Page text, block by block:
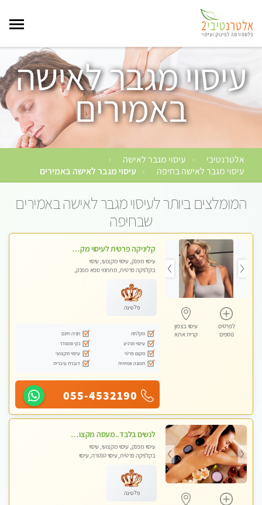
עיסוי מגבר לאישה
באמירים
אלטרנטיבי › עיסוי מגבר לאישה ›
עיסוי מגבר לאישה בחיפה › עיסוי מגבר לאישה באמירים
המומלצים ביותר לעיסוי מגבר לאישה באמירים
שבחיפה
לפרטים
נוספים
עיסוי בצפון
קרית אתא
קליניקה פרטית לעיסוי מקצועי ואלטרנטיבי ברמה גבוהה VIP תתקשר ..... highly recommended..new in the city
עיסוי מפנק, עיסוי מקצועי, עיסוי
בקלניקה פרטית, מתחמי ספא מפנק,
טנטרה, עיסוי מגבר לגבר, עיסוי מגבר
לאישה
פלטינה
מקלחת
חניה חינם
עיסוי מרגיע
נקי ומסודר
מקום פרטי
עיסוי מקצועי
תמונה אמיתית
דוברת עיברית
055-4532190
לנשים בלבד..מעסה מקצועי לנשים בלבד לעיסוי מרגיע ומפנק VIP-מומלץ לחלוטין! פרטי! ​​​​​​
עיסוי מפנק, עיסוי מקצועי, עיסוי
בקלניקה פרטית, עיסוי טנטרה, עיסוי
פלטינה